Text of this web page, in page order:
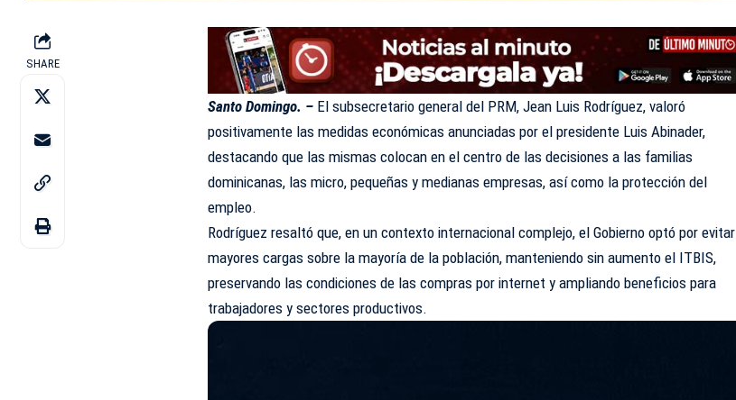
SHARE
Santo Domingo. – El subsecretario general del PRM, Jean Luis Rodríguez, valoró
positivamente las medidas económicas anunciadas por el presidente Luis Abinader,
destacando que las mismas colocan en el centro de las decisiones a las familias
dominicanas, las micro, pequeñas y medianas empresas, así como la protección del
empleo.
Rodríguez resaltó que, en un contexto internacional complejo, el Gobierno optó por evitar
mayores cargas sobre la mayoría de la población, manteniendo sin aumento el ITBIS,
preservando las condiciones de las compras por internet y ampliando beneficios para
trabajadores y sectores productivos.